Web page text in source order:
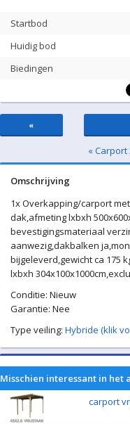
Startbod
Huidig bod
Biedingen
«
« Carport
Omschrijving
1x Overkapping/carport
dak,afmeting lxbxh
bevestigingsmateriaal
aanwezig,dakbalken
bijgeleverd,gewicht ca 175
lxbxh
Conditie: Nieuw
Garantie: Nee
Type veiling: Hybride (klik
Misschien interessant in het
carport